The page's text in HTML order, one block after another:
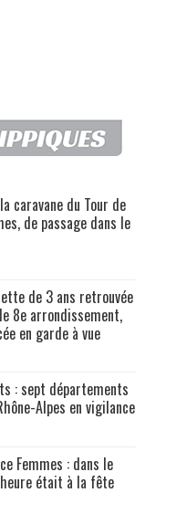
caravane du Tour de
de passage dans le
de 3 ans retrouvée
8e arrondissement,
en garde à vue
: sept départements
Alpes en vigilance
Femmes : dans le
était à la fête